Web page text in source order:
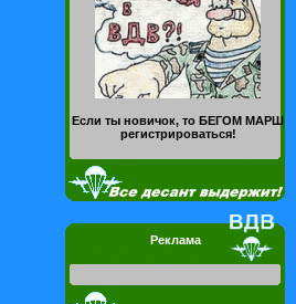
Если ты новичок, то БЕГОМ МАРШ
регистрироваться!
Реклама